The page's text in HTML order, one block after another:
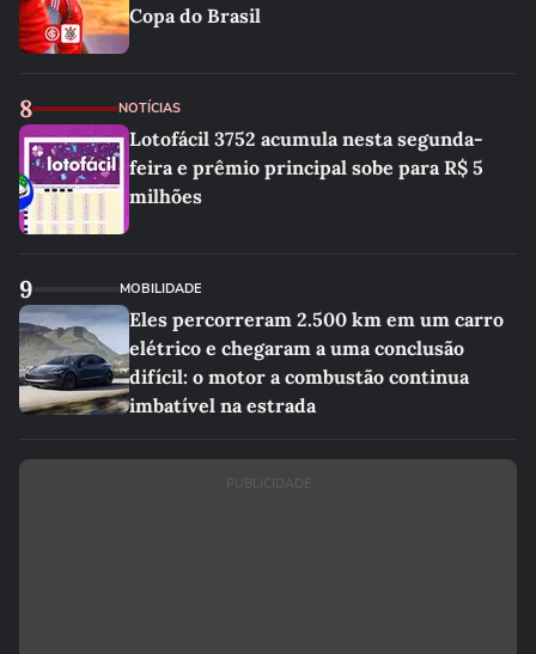
Copa do Brasil
8 NOTÍCIAS
Lotofácil 3752 acumula nesta segunda-
feira e prêmio principal sobe para R$ 5
milhões
9 MOBILIDADE
Eles percorreram 2.500 km em um carro
elétrico e chegaram a uma conclusão
difícil: o motor a combustão continua
imbatível na estrada
PUBLICIDADE